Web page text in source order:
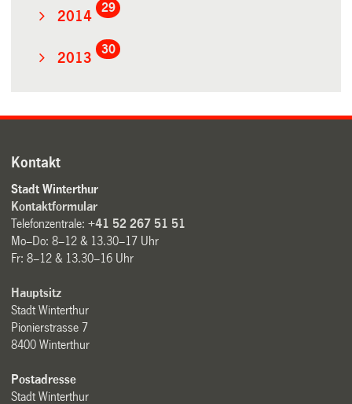
2014
29
2013
30
Kontakt
Stadt Winterthur
Kontaktformular
Telefonzentrale:+41 52 267 51 51
Mo–Do: 8–12 & 13.30–17 Uhr
Fr: 8–12 & 13.30–16 Uhr
Hauptsitz
Stadt Winterthur
Pionierstrasse 7
8400 Winterthur
Postadresse
Stadt Winterthur